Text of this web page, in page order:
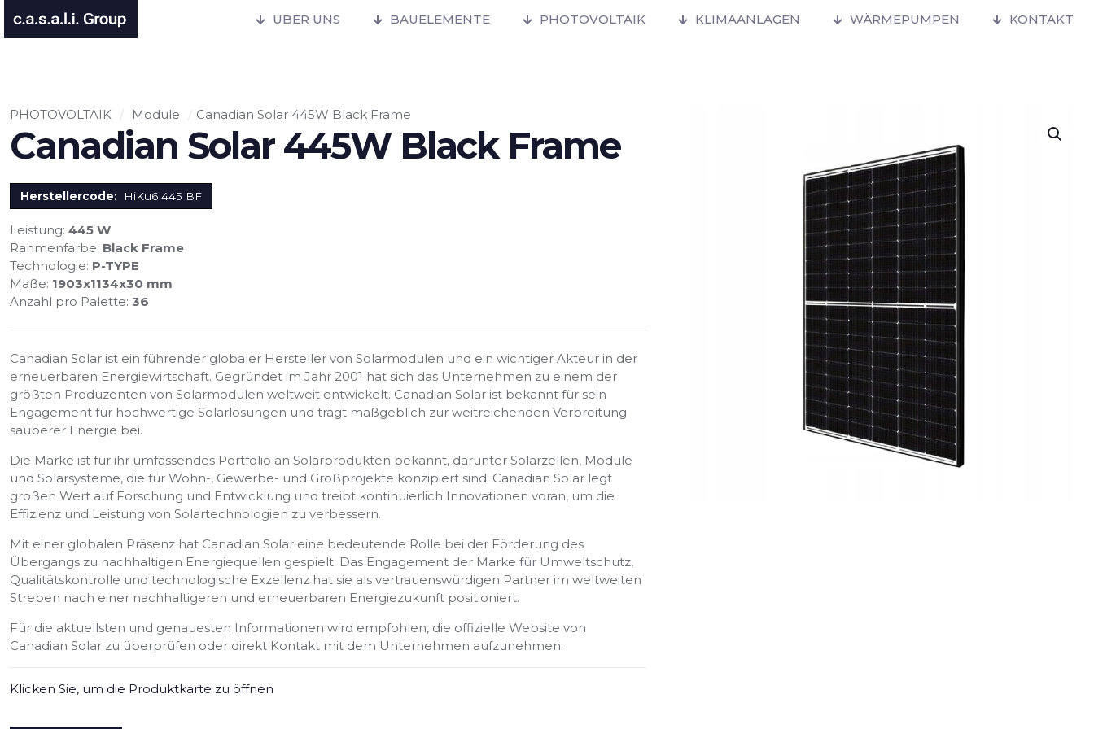
UBER UNS BAUELEMENTE PHOTOVOLTAIK KLIMAANLAGEN WÄRMEPUMPEN KONTAKT
PHOTOVOLTAIK / Module / Canadian Solar 445W Black Frame
Canadian Solar 445W Black Frame
Herstellercode: HiKu6 445 BF
Leistung: 445 W
Rahmenfarbe: Black Frame
Technologie: P-TYPE
Maße: 1903x1134x30 mm
Anzahl pro Palette: 36
Canadian Solar ist ein führender globaler Hersteller von Solarmodulen und ein wichtiger Akteur in der
erneuerbaren Energiewirtschaft. Gegründet im Jahr 2001 hat sich das Unternehmen zu einem der
größten Produzenten von Solarmodulen weltweit entwickelt. Canadian Solar ist bekannt für sein
Engagement für hochwertige Solarlösungen und trägt maßgeblich zur weitreichenden Verbreitung
sauberer Energie bei.
Die Marke ist für ihr umfassendes Portfolio an Solarprodukten bekannt, darunter Solarzellen, Module
und Solarsysteme, die für Wohn-, Gewerbe- und Großprojekte konzipiert sind. Canadian Solar legt
großen Wert auf Forschung und Entwicklung und treibt kontinuierlich Innovationen voran, um die
Effizienz und Leistung von Solartechnologien zu verbessern.
Mit einer globalen Präsenz hat Canadian Solar eine bedeutende Rolle bei der Förderung des
Übergangs zu nachhaltigen Energiequellen gespielt. Das Engagement der Marke für Umweltschutz,
Qualitätskontrolle und technologische Exzellenz hat sie als vertrauenswürdigen Partner im weltweiten
Streben nach einer nachhaltigeren und erneuerbaren Energiezukunft positioniert.
Für die aktuellsten und genauesten Informationen wird empfohlen, die offizielle Website von
Canadian Solar zu überprüfen oder direkt Kontakt mit dem Unternehmen aufzunehmen.
Klicken Sie, um die Produktkarte zu öffnen